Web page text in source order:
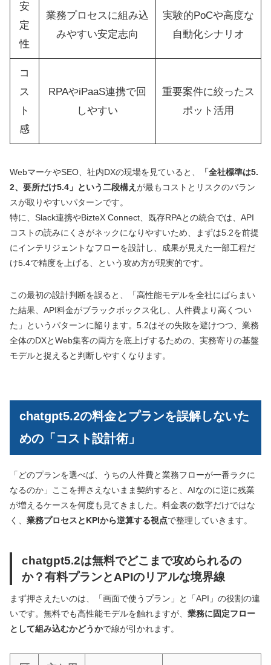
安
定
性
業務プロセスに組み込
みやすい安定志向
実験的PoCや高度な
自動化シナリオ
コ
ス
ト
感
RPAやiPaaS連携で回
しやすい
重要案件に絞ったス
ポット活用
WebマーケやSEO、社内DXの現場を見ていると、
「全社標準は5.
2、要所だけ5.4」という二段構え が最もコストとリスクのバラン
スが取りやすいパターンです。
特に、Slack連携やBizteX Connect、既存RPAとの統合では、API
コストの読みにくさがネックになりやすいため、まずは5.2を前提
にインテリジェントなフローを設計し、成果が見えた一部工程だ
け5.4で精度を上げる、という攻め方が現実的です。
この最初の設計判断を誤ると、「高性能モデルを全社にばらまい
た結果、API料金がブラックボックス化し、人件費より高くつい
た」というパターンに陥ります。5.2はその失敗を避けつつ、業務
全体のDXとWeb集客の両方を底上げするための、実務寄りの基盤
モデルと捉えると判断しやすくなります。
chatgpt5.2の料金とプランを誤解しないた
めの「コスト設計術」
「どのプランを選べば、うちの人件費と業務フローが一番ラクに
なるのか」ここを押さえないまま契約すると、AIなのに逆に残業
が増えるケースを何度も見てきました。料金表の数字だけではな
く、 業務プロセスとKPIから逆算する視点で整理していきます。
chatgpt5.2は無料でどこまで攻められるの
か？有料プランとAPIのリアルな境界線
まず押さえたいのは、「画面で使うプラン」と「API」の役割の違
いです。無料でも高性能モデルを触れますが、 業務に固定フロー
として組み込むかどうかで線が引かれます。